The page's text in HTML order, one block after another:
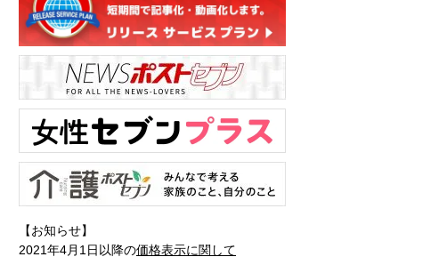
【お知らせ】
2021年4月1日以降の価格表示に関して